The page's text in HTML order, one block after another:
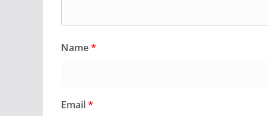
Name*
Email*